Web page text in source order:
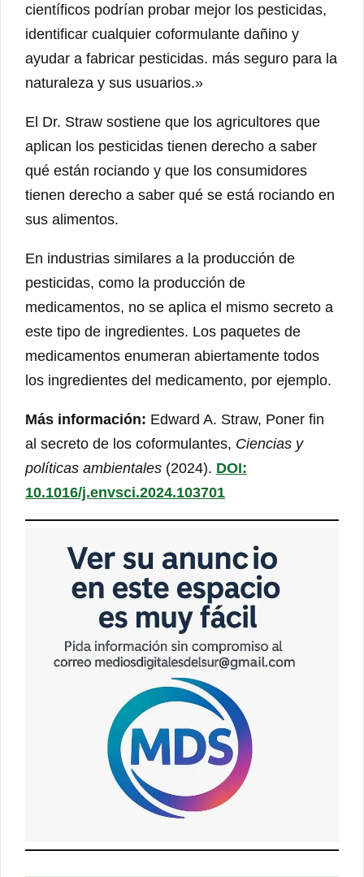
científicos podrían probar mejor los pesticidas,
identificar cualquier coformulante dañino y
ayudar a fabricar pesticidas. más seguro para la
naturaleza y sus usuarios.»
El Dr. Straw sostiene que los agricultores que
aplican los pesticidas tienen derecho a saber
qué están rociando y que los consumidores
tienen derecho a saber qué se está rociando en
sus alimentos.
En industrias similares a la producción de
pesticidas, como la producción de
medicamentos, no se aplica el mismo secreto a
este tipo de ingredientes. Los paquetes de
medicamentos enumeran abiertamente todos
los ingredientes del medicamento, por ejemplo.
Más información: Edward A. Straw, Poner fin
al secreto de los coformulantes, Ciencias y
políticas ambientales (2024). DOI:
10.1016/j.envsci.2024.103701